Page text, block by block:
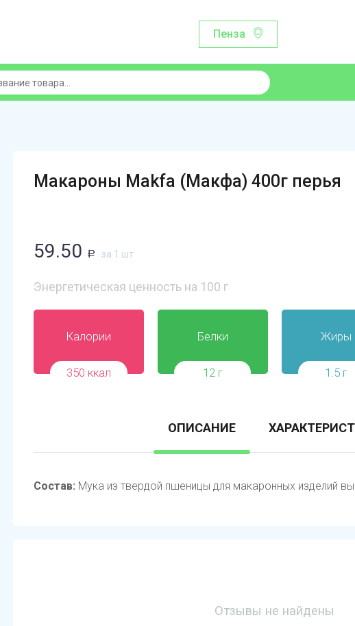
Пенза
Макароны Makfa (Макфа) 400г перья
59.50 Р за 1 шт
Энергетическая ценность на 100 г
Калории
350 ккал
Белки
12 г
Жиры
1.5 г
ОПИСАНИЕ
Состав: Мука из твердой пшеницы для макаронных изделий
Отзывы не найдены